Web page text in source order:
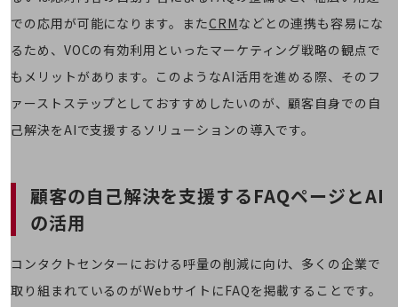
業績
電子公告
基礎的電気通信役務損益明細表
採用情報TOP
経験者採用
障がい者採用
人材育成制度
広告・協賛
での応用が可能になります。またCRMなどとの連携も容易にな
るため、VOCの有効利用といったマーケティング戦略の観点で
もメリットがあります。このようなAI活用を進める際、そのフ
ァーストステップとしておすすめしたいのが、顧客自身での自
己解決をAIで支援するソリューションの導入です。
顧客の自己解決を支援するFAQページとAI
の活用
コンタクトセンターにおける呼量の削減に向け、多くの企業で
取り組まれているのがWebサイトにFAQを掲載することです。